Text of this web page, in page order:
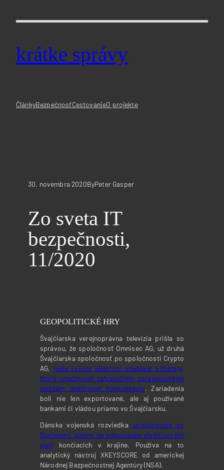
krátke správy
ČlánkyBezpečnosťCestovanieO projekte
30. novembra 2020ByPeter Gasper
Zo sveta IT
bezpečnosti,
11/2020
GEOPOLITICKÉ HRY
Švajčiarska verejnoprávna televízia prišla so
správou, že spoločnosť Omnisec AG, už druhá
Švajčiarska spoločnosť po spoločnosti Crypto
AG, mala svojim klientom predávať šifrátory,
ktoré umožňovali zahraničným spravodajským
službám dešifrovať komunikáciu. Zariadenia
boli nie len exportované, ale aj používané
bankami či vládou priamo vo Švajčiarsku.
Dánska vojenská rozviedkaspolupracuje so
Spojenými štátmi na odpočúvaní chrbticových
sietíkončiacich v krajine. Používa na to
analytický nástroj XKEYSCORE od americkej
Národnej Bezpečnostnej Agentúry (NSA).